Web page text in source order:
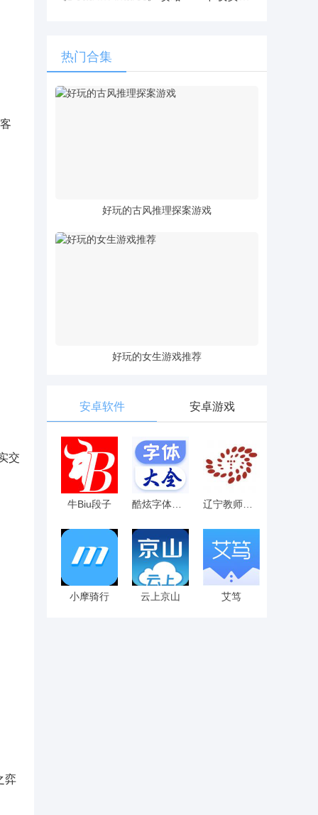
交
弈
热门合集
好玩的古风推理探案游戏
好玩的女生游戏推荐
安卓软件 安卓游戏
牛Biu段子
小摩骑行 云上京山 艾笃